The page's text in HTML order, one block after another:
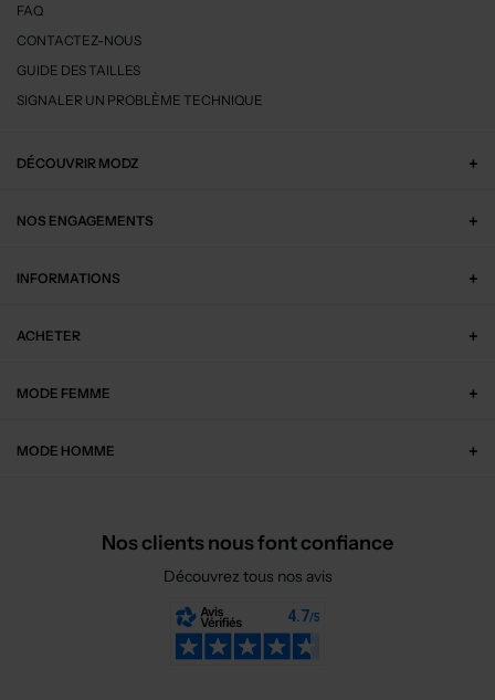
FAQ
CONTACTEZ-NOUS
GUIDE DES TAILLES
SIGNALER UN PROBLÈME TECHNIQUE
DÉCOUVRIR MODZ
NOS ENGAGEMENTS
INFORMATIONS
ACHETER
MODE FEMME
MODE HOMME
Nos clients nous font confiance
Découvrez tous nos avis